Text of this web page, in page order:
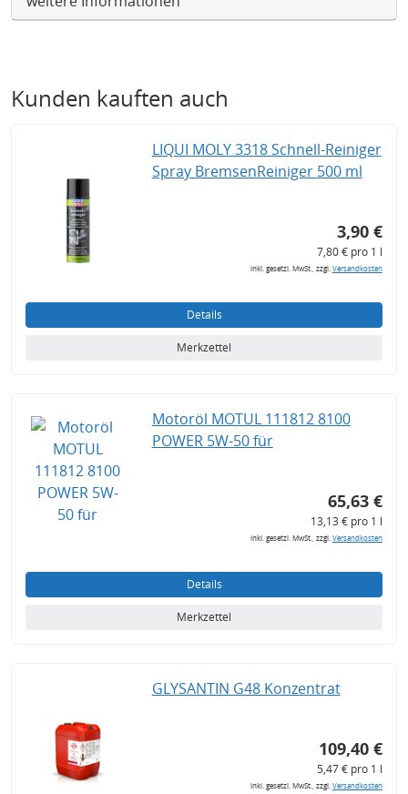
Kunden kauften auch
LIQUI MOLY 3318 Schnell-Reiniger
Spray BremsenReiniger 500 ml
3,90 €
7,80 € pro 1 l
inkl. gesetzl. MwSt., zzgl.Versandkosten
Details
Merkzettel
Motoröl MOTUL 111812 8100
POWER 5W-50 für
65,63 €
13,13 € pro 1 l
inkl. gesetzl. MwSt., zzgl.Versandkosten
Details
Merkzettel
GLYSANTIN G48 Konzentrat
109,40 €
5,47 € pro 1 l
inkl. gesetzl. MwSt., zzgl.Versandkosten